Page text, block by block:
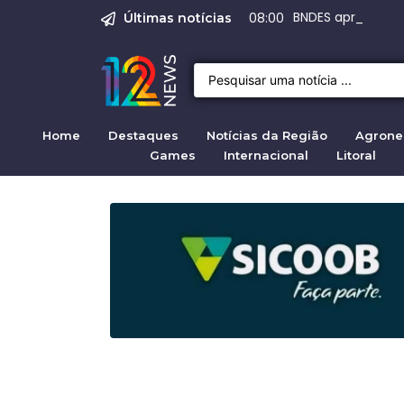
Últimas notícias 08:00 BNDES aprova
Justiça de SP
Emprego em
Empregos em
Crise migratória
Home Destaques Notícias da Região
Games
Internacional Litoral